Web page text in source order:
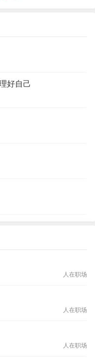
好自己
人在职场
人在职场
人在职场